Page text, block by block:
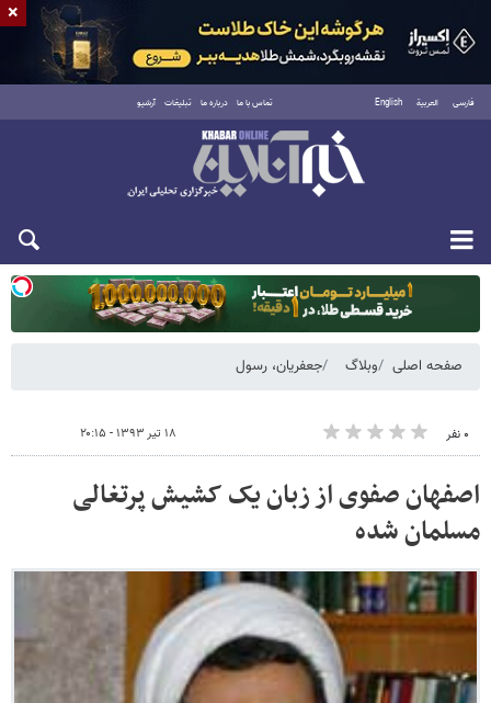
فارسی العربية English تماس با ما درباره ما تبلیغات آرشیو
یکشنبه ۱۸ مرداد ۱۴۰۵
صفحه اصلی وبلاگ جعفریان، رسول
۰ نفر ۱۸ تیر ۱۳۹۳ - ۲۰:۱۵
اصفهان صفوی از زبان یک کشیش پرتغالی
مسلمان شده
×